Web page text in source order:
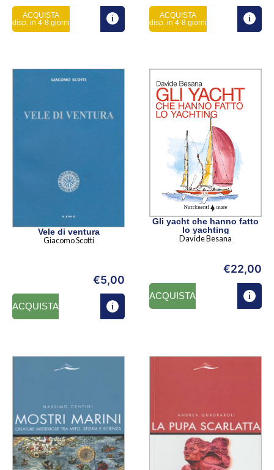
ACQUISTA
disp. in 4-8 giorni
ACQUISTA
disp. in 4-8 giorni
Vele di ventura
Giacomo Scotti
€5,00
ACQUISTA
Gli yacht che hanno fatto
lo yachting
Davide Besana
€22,00
ACQUISTA